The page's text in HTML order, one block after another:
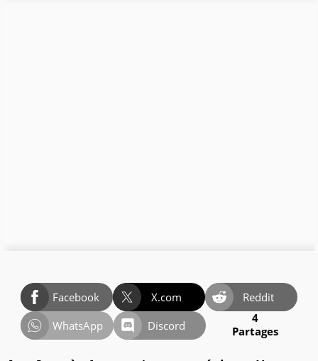
Facebook X.com
Reddit
WhatsApp
Discord
4
Partages